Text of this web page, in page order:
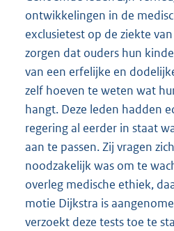
ontwikkelingen in de
exclusietest op de ziekte
zorgen dat ouders hun
van een erfelijke en
zelf hoeven te weten wat
hangt. Deze leden hadden
regering al eerder in staat
aan te passen. Zij vragen
noodzakelijk was om te
overleg medische ethiek,
motie Dijkstra is
verzoekt deze tests toe te